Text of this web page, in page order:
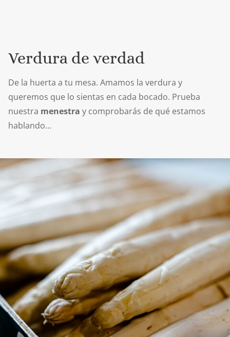
Verdura de verdad
De la huerta a tu mesa. Amamos la verdura y
queremos que lo sientas en cada bocado. Prueba
nuestra menestra y comprobarás de qué estamos
hablando…